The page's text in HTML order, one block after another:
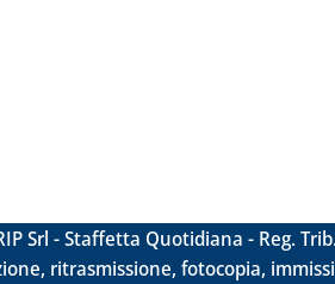
Srl -Staffetta Quotidiana - Reg.
ritrasmissione, fotocopia,